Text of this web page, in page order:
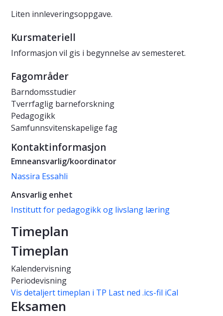
Liten innleveringsoppgave.
Kursmateriell
Informasjon vil gis i begynnelse av semesteret.
Fagområder
Barndomsstudier
Tverrfaglig barneforskning
Pedagogikk
Samfunnsvitenskapelige fag
Kontaktinformasjon
Emneansvarlig/koordinator
Nassira Essahli
Ansvarlig enhet
Institutt for pedagogikk og livslang læring
Timeplan
Timeplan
Kalendervisning
Periodevisning
Vis detaljert timeplan i TP Last ned .ics-fil iCal
Eksamen